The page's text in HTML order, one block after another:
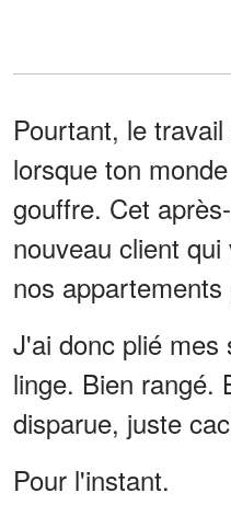
Pourtant, le
lorsque ton
gouffre. Cet
nouveau client
nos
J'ai donc plié mes
linge. Bien rangé.
disparue, juste
Pour l'instant.